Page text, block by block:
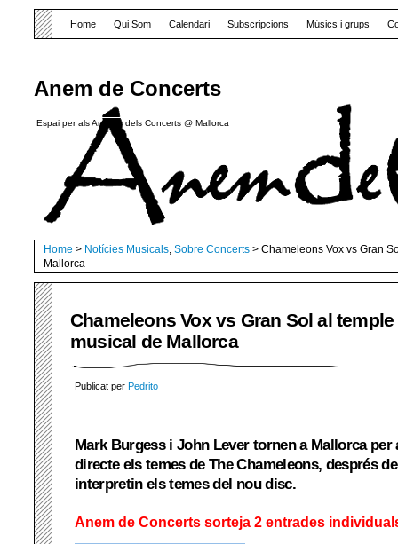
Anem de Concerts
Espai per als Amants dels Concerts @ Mallorca
Home Qui Som Calendari Subscripcions Músics i grups
Home > Notícies Musicals, Sobre Concerts > Chameleons Vox vs Gran
Mallorca
Chameleons Vox vs Gran Sol al temple
musical de Mallorca
Publicat per Pedrito
Mark Burgess i John Lever tornen a Mallorca per
directe els temes de The Chameleons, després
interpretin els temes del nou disc.
Anem de Concerts sorteja 2 entrades